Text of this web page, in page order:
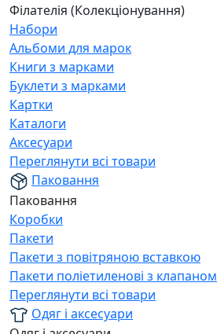
Філателія (Колекціонування)
Набори
Альбоми для марок
Книги з марками
Буклети з марками
Картки
Каталоги
Аксесуари
Переглянути всі товари
Паковання
Паковання
Коробки
Пакети
Пакети з повітряною вставкою
Пакети поліетиленові з клапаном
Переглянути всі товари
Одяг і аксесуари